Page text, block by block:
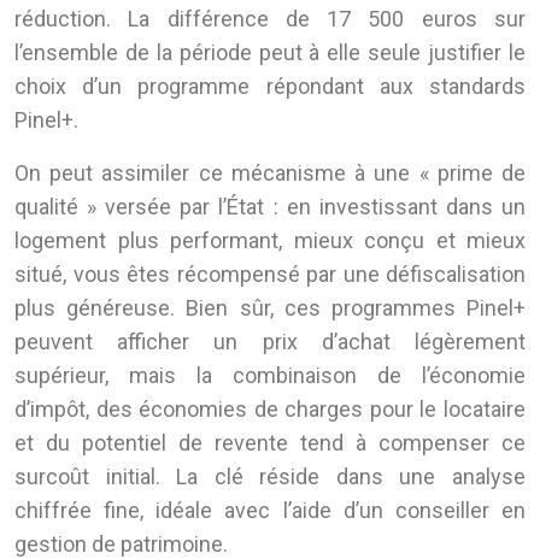
réduction. La différence de 17 500 euros sur
l’ensemble de la période peut à elle seule justifier le
choix d’un programme répondant aux standards
Pinel+.
On peut assimiler ce mécanisme à une « prime de
qualité » versée par l’État : en investissant dans un
logement plus performant, mieux conçu et mieux
situé, vous êtes récompensé par une défiscalisation
plus généreuse. Bien sûr, ces programmes Pinel+
peuvent afficher un prix d’achat légèrement
supérieur, mais la combinaison de l’économie
d’impôt, des économies de charges pour le locataire
et du potentiel de revente tend à compenser ce
surcoût initial. La clé réside dans une analyse
chiffrée fine, idéale avec l’aide d’un conseiller en
gestion de patrimoine.